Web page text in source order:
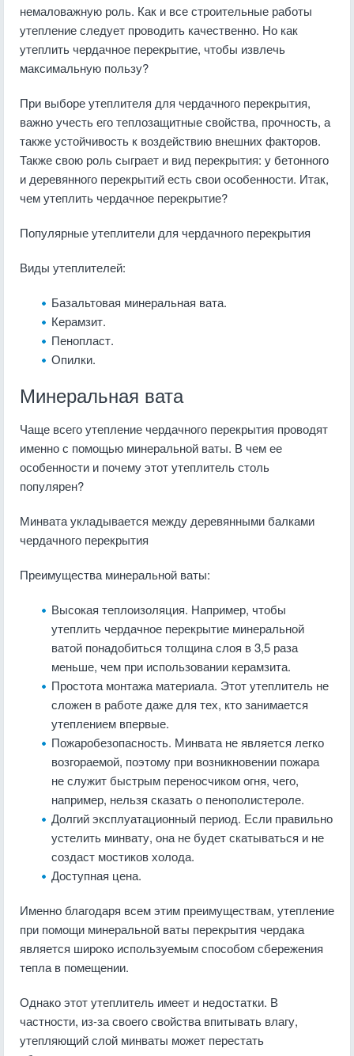
немаловажную роль. Как и все строительные работы
утепление следует проводить качественно. Но как
утеплить чердачное перекрытие, чтобы извлечь
максимальную пользу?
При выборе утеплителя для чердачного перекрытия,
важно учесть его теплозащитные свойства, прочность, а
также устойчивость к воздействию внешних факторов.
Также свою роль сыграет и вид перекрытия: у бетонного
и деревянного перекрытий есть свои особенности. Итак,
чем утеплить чердачное перекрытие?
Популярные утеплители для чердачного перекрытия
Виды утеплителей:
Базальтовая минеральная вата.
Керамзит.
Пенопласт.
Опилки.
Минеральная вата
Чаще всего утепление чердачного перекрытия проводят
именно с помощью минеральной ваты. В чем ее
особенности и почему этот утеплитель столь
популярен?
Минвата укладывается между деревянными балками
чердачного перекрытия
Преимущества минеральной ваты:
Высокая теплоизоляция. Например, чтобы
утеплить чердачное перекрытие минеральной
ватой понадобиться толщина слоя в 3,5 раза
меньше, чем при использовании керамзита.
Простота монтажа материала. Этот утеплитель не
сложен в работе даже для тех, кто занимается
утеплением впервые.
Пожаробезопасность. Минвата не является легко
возгораемой, поэтому при возникновении пожара
не служит быстрым переносчиком огня, чего,
например, нельзя сказать о пенополистероле.
Долгий эксплуатационный период. Если правильно
устелить минвату, она не будет скатываться и не
создаст мостиков холода.
Доступная цена.
Именно благодаря всем этим преимуществам, утепление
при помощи минеральной ваты перекрытия чердака
является широко используемым способом сбережения
тепла в помещении.
Однако этот утеплитель имеет и недостатки. В
частности, из-за своего свойства впитывать влагу,
утепляющий слой минваты может перестать